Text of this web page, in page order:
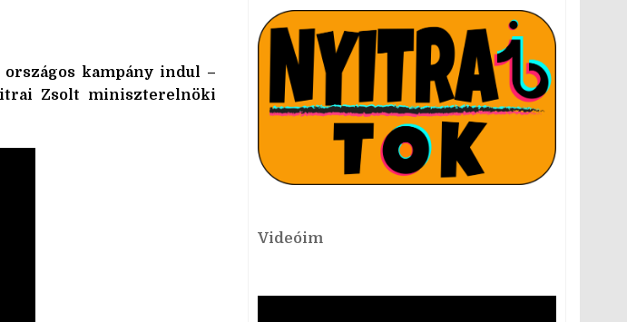
kampány indul –
Zsolt miniszterelnöki
Videóim